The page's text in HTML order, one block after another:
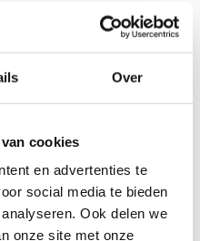
Over
cookies
en advertenties te
social media te bieden
Ook delen we
onze site met onze
stad een sportdienst of
vragen over sporten en
elke doelgroep.
zodat iedereen op